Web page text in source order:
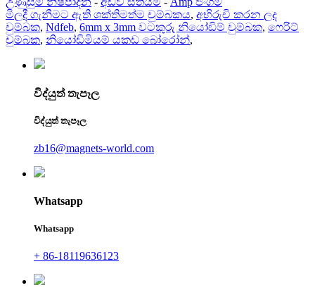
මිලදී ගැනීමට ඇති ශක්තිමත්ම චුම්බකය, අභිරුචි කරන ලද
චුම්බක, Ndfeb, 6mm x 3mm වටකුරු නියෝඩිම් චුම්බක, ෆෙරිට්
චුම්බක, නියෝඩිමියම් යකඩ බෝරෝන්,
විද්යුත් තැපෑල
විද්යුත් තැපෑල
zb16@magnets-world.com
Whatsapp
Whatsapp
+ 86-18119636123